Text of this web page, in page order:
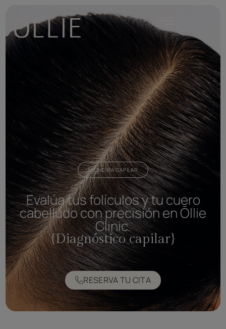
MEDICINA CAPILAR
Evalúa tus folículos y tu cuero
cabelludo con precisión en Ōllie
Clinic.
{Diagnóstico capilar}
RESERVA TU CITA